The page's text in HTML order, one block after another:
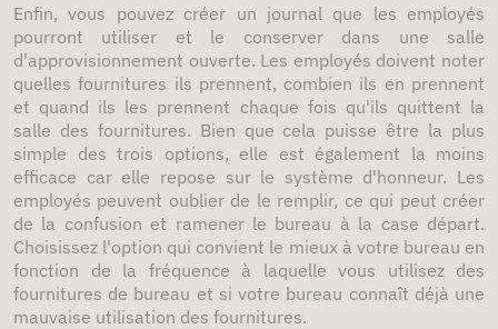
Enfin, vous pouvez créer un journal que les employés
pourront utiliser et le conserver dans une salle
d'approvisionnement ouverte. Les employés doivent noter
quelles fournitures ils prennent, combien ils en prennent
et quand ils les prennent chaque fois qu'ils quittent la
salle des fournitures. Bien que cela puisse être la plus
simple des trois options, elle est également la moins
efficace car elle repose sur le système d'honneur. Les
employés peuvent oublier de le remplir, ce qui peut créer
de la confusion et ramener le bureau à la case départ.
Choisissez l'option qui convient le mieux à votre bureau en
fonction de la fréquence à laquelle vous utilisez des
fournitures de bureau et si votre bureau connaît déjà une
mauvaise utilisation des fournitures.